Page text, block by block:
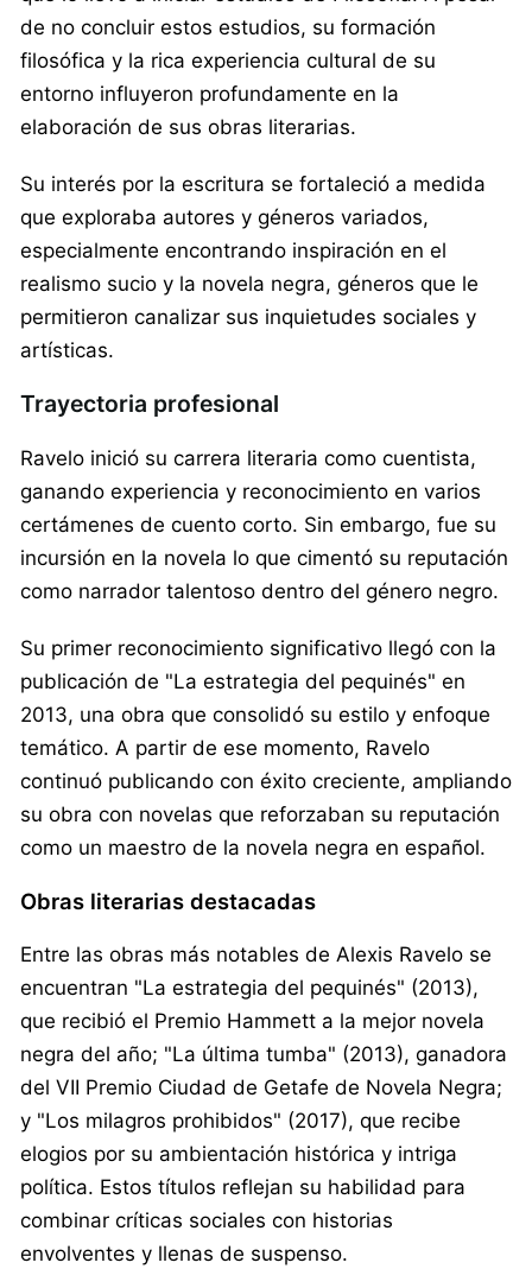
de no concluir estos estudios, su formación
filosófica y la rica experiencia cultural de su
entorno influyeron profundamente en la
elaboración de sus obras literarias.
Su interés por la escritura se fortaleció a medida
que exploraba autores y géneros variados,
especialmente encontrando inspiración en el
realismo sucio y la novela negra, géneros que le
permitieron canalizar sus inquietudes sociales y
artísticas.
Trayectoria profesional
Ravelo inició su carrera literaria como cuentista,
ganando experiencia y reconocimiento en varios
certámenes de cuento corto. Sin embargo, fue su
incursión en la novela lo que cimentó su reputación
como narrador talentoso dentro del género negro.
Su primer reconocimiento significativo llegó con la
publicación de "La estrategia del pequinés" en
2013, una obra que consolidó su estilo y enfoque
temático. A partir de ese momento, Ravelo
continuó publicando con éxito creciente, ampliando
su obra con novelas que reforzaban su reputación
como un maestro de la novela negra en español.
Obras literarias destacadas
Entre las obras más notables de Alexis Ravelo se
encuentran "La estrategia del pequinés" (2013),
que recibió el Premio Hammett a la mejor novela
negra del año; "La última tumba" (2013), ganadora
del VII Premio Ciudad de Getafe de Novela Negra;
y "Los milagros prohibidos" (2017), que recibe
elogios por su ambientación histórica y intriga
política. Estos títulos reflejan su habilidad para
combinar críticas sociales con historias
envolventes y llenas de suspenso.